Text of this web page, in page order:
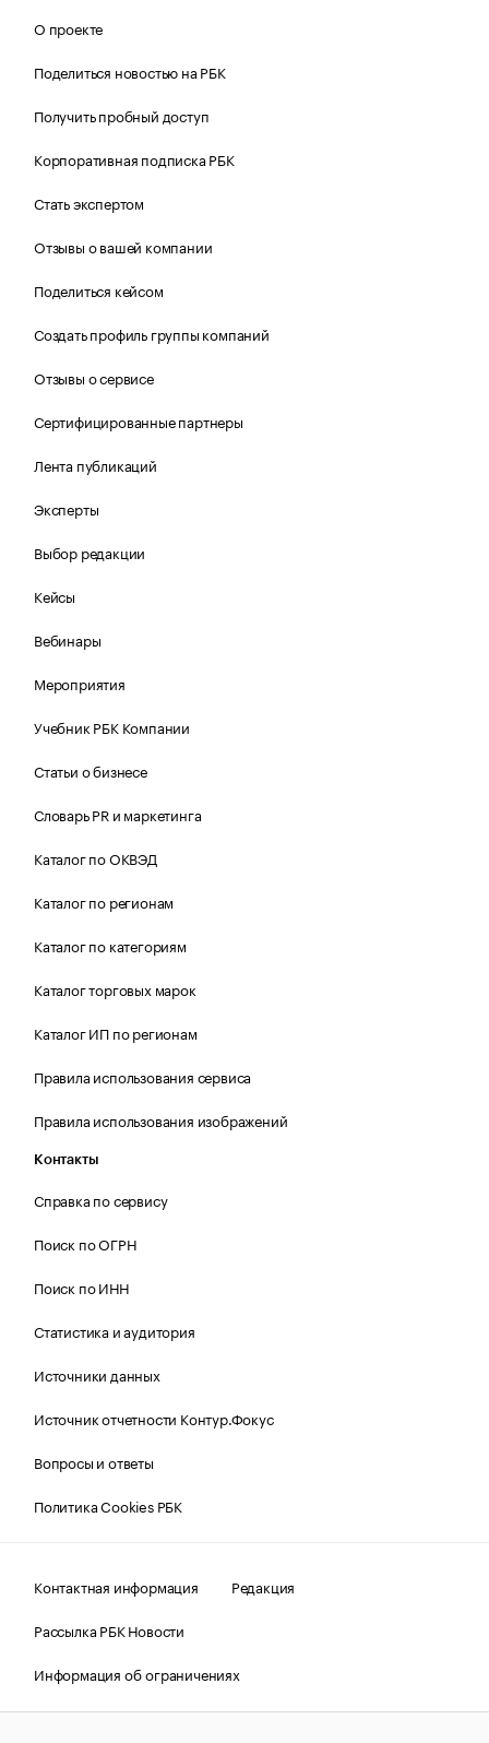
О проекте
Поделиться новостью на РБК
Получить пробный доступ
Корпоративная подписка РБК
Стать экспертом
Отзывы о вашей компании
Поделиться кейсом
Создать профиль группы компаний
Отзывы о сервисе
Сертифицированные партнеры
Лента публикаций
Эксперты
Выбор редакции
Кейсы
Вебинары
Мероприятия
Учебник РБК Компании
Статьи о бизнесе
Словарь PR и маркетинга
Каталог по ОКВЭД
Каталог по регионам
Каталог по категориям
Каталог торговых марок
Каталог ИП по регионам
Правила использования сервиса
Правила использования изображений
Контакты
Справка по сервису
Поиск по ОГРН
Поиск по ИНН
Статистика и аудитория
Источники данных
Источник отчетности Контур.Фокус
Вопросы и ответы
Политика Cookies РБК
Контактная информация
Редакция
Рассылка РБК Новости
Информация об ограничениях
Правовая информация
О соблюдении авторских прав